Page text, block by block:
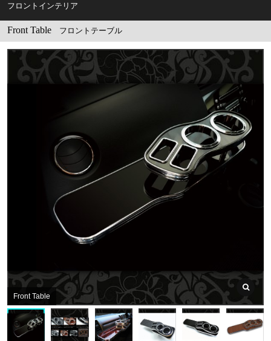
フロントインテリア
Front Table フロントテーブル
Front Table